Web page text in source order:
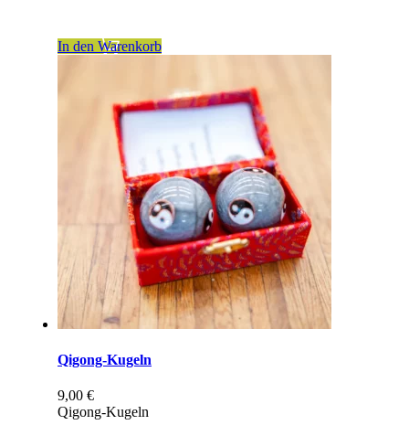
In den Warenkorb
Qigong-Kugeln
9,00 €
Qigong-Kugeln